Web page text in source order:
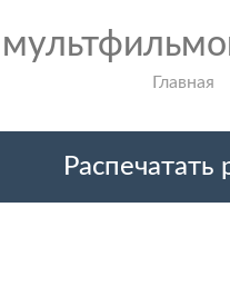
Главная
Распечатать